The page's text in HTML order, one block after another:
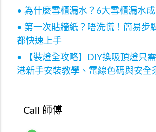
• 為什麼雪櫃漏水？6大雪櫃漏水成
• 第一次貼牆紙？唔洗慌！簡易步
都快速上手
• 【裝燈全攻略】DIY換吸頂燈只
港新手安裝教學、電線色碼與安全
Call 師傅